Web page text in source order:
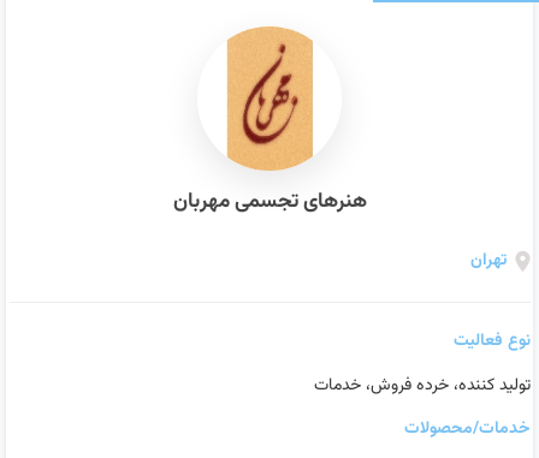
هنرهای تجسمی مهربان
تهران
نوع فعالیت
تولید کننده، خرده فروش، خدمات
خدمات/محصولات